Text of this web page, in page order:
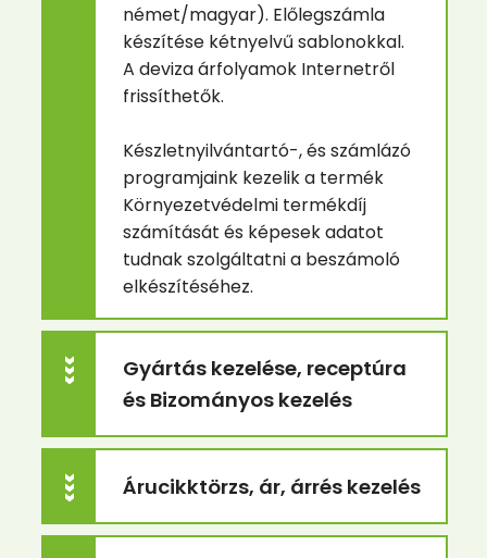
német/magyar). Előlegszámla
készítése kétnyelvű sablonokkal.
A deviza árfolyamok Internetről
frissíthetők.
Készletnyilvántartó-, és számlázó
programjaink kezelik a termék
Környezetvédelmi termékdíj
számítását és képesek adatot
tudnak szolgáltatni a beszámoló
elkészítéséhez.
>>>
Gyártás kezelése, receptúra
és Bizományos kezelés
>>> Árucikktörzs, ár, árrés kezelés